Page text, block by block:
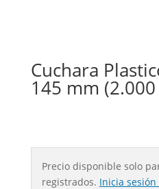
Cuchara
145 mm
Precio disponible solo
registrados. Inicia